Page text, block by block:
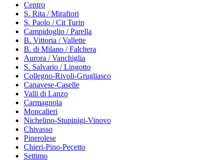
Centro
S. Rita / Mirafiori
S. Paolo / Cit Turin
Campidoglio / Parella
B. Vittoria / Vallette
B. di Milano / Falchera
Aurora / Vanchiglia
S. Salvario / Lingotto
Collegno-Rivoli-Grugliasco
Canavese-Caselle
Valli di Lanzo
Carmagnola
Moncalieri
Nichelino-Stupinigi-Vinovo
Chivasso
Pinerolese
Chieri-Pino-Pecetto
Settimo